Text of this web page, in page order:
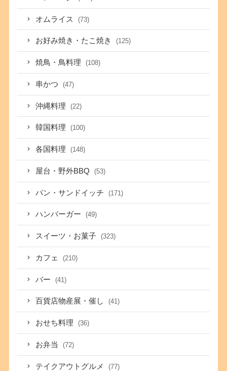
オムライス (73)
お好み焼き・たこ焼き (125)
焼鳥・鳥料理 (108)
串かつ (47)
沖縄料理 (22)
韓国料理 (100)
各国料理 (148)
屋台・野外BBQ (53)
パン・サンドイッチ (171)
ハンバーガー (49)
スイーツ・お菓子 (323)
カフェ (210)
バー (41)
百貨店物産展・催し (41)
おせち料理 (36)
お弁当 (72)
テイクアウトグルメ (77)